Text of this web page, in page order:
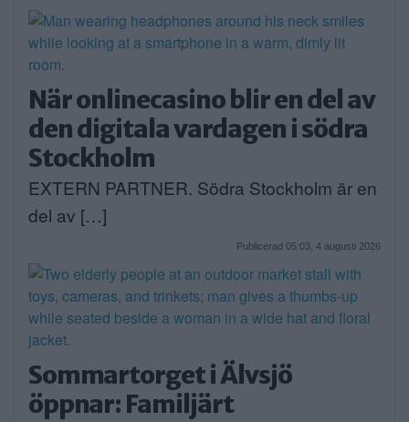
När onlinecasino blir en del av
den digitala vardagen i södra
Stockholm
EXTERN PARTNER. Södra Stockholm är en
del av […]
Publicerad 05:03, 4 augusti 2026
Sommartorget i Älvsjö
öppnar: Familjärt